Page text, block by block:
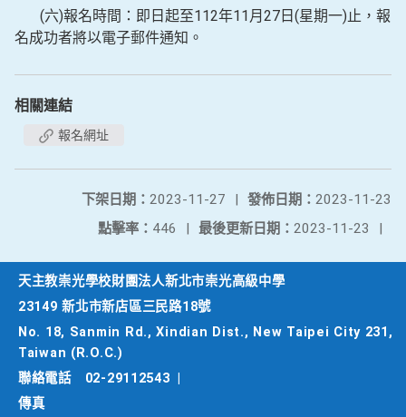
(六)報名時間：即日起至112年11月27日(星期一)止，報
名成功者將以電子郵件通知。
相關連結
報名網址
發佈日期： 2023-11-23
下架日期： 2023-11-27
|
最後更新日期： 2023-11-23 |
點擊率： 446 |
天主教崇光學校財團法人新北市崇光高級中學
23149 新北市新店區三民路18號
No. 18, Sanmin Rd., Xindian Dist., New Taipei City 231,
Taiwan (R.O.C.)
聯絡電話
02-29112543
傳真